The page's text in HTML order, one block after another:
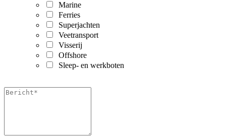
Marine
Ferries
Superjachten
Veetransport
Visserij
Offshore
Sleep- en werkboten